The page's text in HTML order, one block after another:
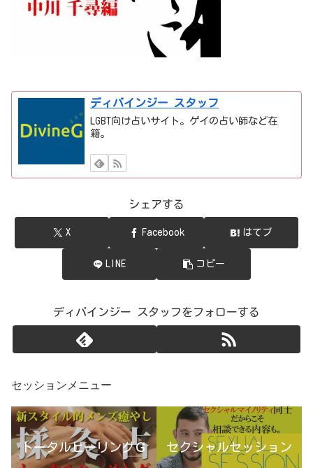
ディバインジー スタッフ
LGBT向け占いサイト。ゲイの占い師など在
籍。
シェアする
X Facebook はてブ
LINE コピー
ディバインジー スタッフをフォローする
セッションメニュー
トータルヒーリングＧ セクシャルセッション